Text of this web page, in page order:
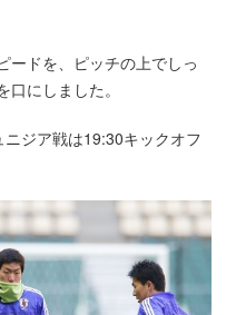
ードを、ピッチの上でしっ
にしました。
ジア戦は19:30キックオフ